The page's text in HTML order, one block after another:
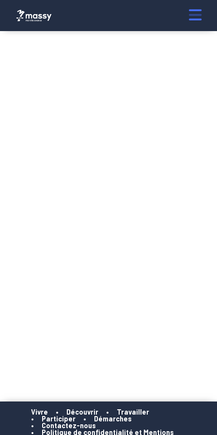
Vivre Découvrir
Travailler
Participer
Démarches
Contactez-nous
Politique de confidentialité et Mentions